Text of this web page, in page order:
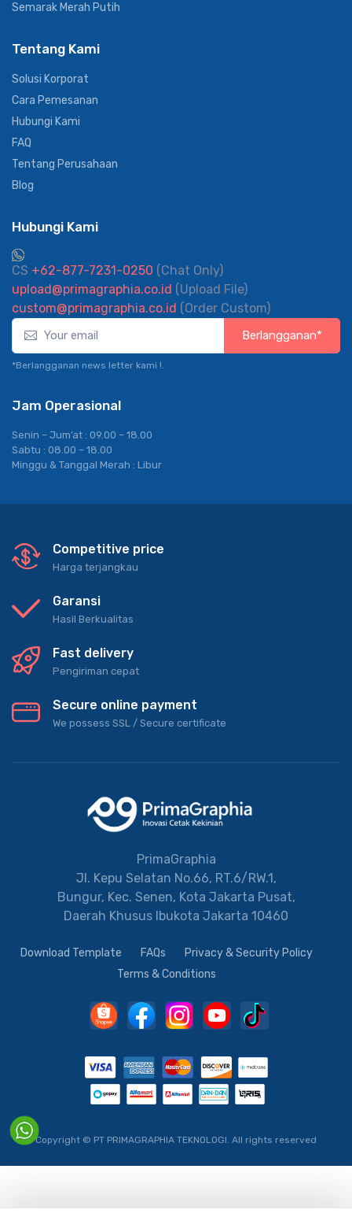
Semarak Merah Putih
Tentang Kami
Solusi Korporat
Cara Pemesanan
Hubungi Kami
FAQ
Tentang Perusahaan
Blog
Hubungi Kami
CS +62-877-7231-0250 (Chat Only)
upload@primagraphia.co.id (Upload File)
custom@primagraphia.co.id (Order Custom)
Berlangganan*
*Berlangganan news letter kami !.
Jam Operasional
Senin – Jum’at : 09.00 – 18.00
Sabtu : 08.00 – 18.00
Minggu & Tanggal Merah : Libur
Competitive price
Harga terjangkau
Garansi
Hasil Berkualitas
Fast delivery
Pengiriman cepat
Secure online payment
We possess SSL / Secure сertificate
PrimaGraphia
Jl. Kepu Selatan No.66, RT.6/RW.1,
Bungur, Kec. Senen, Kota Jakarta Pusat,
Daerah Khusus Ibukota Jakarta 10460
Download Template FAQs
Privacy & Security Policy
Terms & Conditions
Copyright © PT PRIMAGRAPHIA TEKNOLOGI. All rights reserved